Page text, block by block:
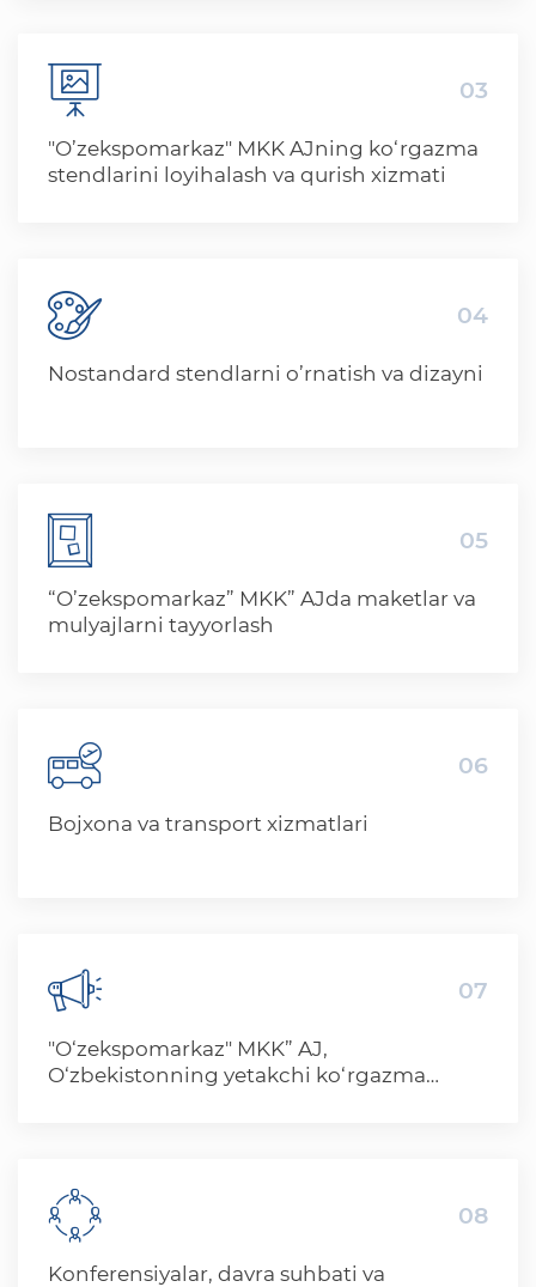
03
"O’zekspomarkaz" MKK AJning ko‘rgazma
stendlarini loyihalash va qurish xizmati
04
Nostandard stendlarni o’rnatish va dizayni
05
“O’zekspomarkaz” MKK” AJda maketlar va
mulyajlarni tayyorlash
06
Bojxona va transport xizmatlari
07
"O‘zekspomarkaz" MKK” AJ,
O‘zbekistonning yetakchi ko‘rgazma
08
Konferensiyalar, davra suhbati va